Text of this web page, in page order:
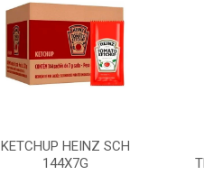
KETCHUP HEINZ SCH
144X7G